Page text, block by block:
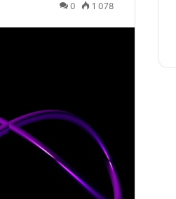
0 1 078